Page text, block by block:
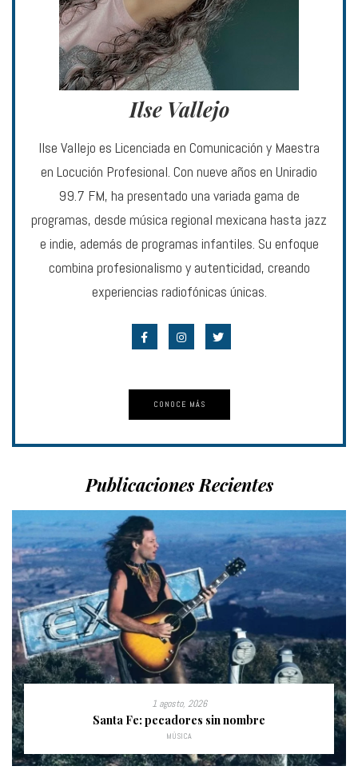
Ilse Vallejo
Ilse Vallejo es Licenciada en Comunicación y Maestra
en Locución Profesional. Con nueve años en Uniradio
99.7 FM, ha presentado una variada gama de
programas, desde música regional mexicana hasta jazz
e indie, además de programas infantiles. Su enfoque
combina profesionalismo y autenticidad, creando
experiencias radiofónicas únicas.
CONOCE MÁS
Publicaciones Recientes
1 agosto, 2026
Santa Fe: pecadores sin nombre
MÚSICA